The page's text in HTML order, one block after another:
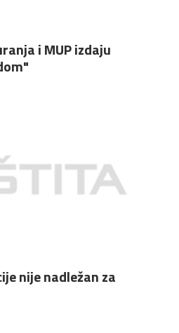
i MUP izdaju
nije nadležan za